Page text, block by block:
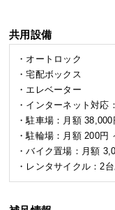
共用設備
・オートロック
・宅配ボックス
・エレベーター
・インターネット対応
・駐車場：月額 38,000
・駐輪場：月額 200円
・バイク置場：月額
・レンタサイクル：2台